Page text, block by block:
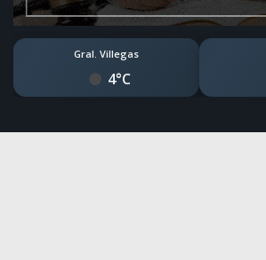
Gral. Villegas
4°C